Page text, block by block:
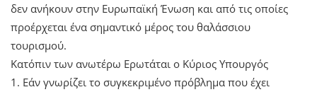
δεν ανήκουν στην Ευρωπαϊκή Ένωση και από τις οποίες
προέρχεται ένα σημαντικό μέρος του θαλάσσιου
τουρισμού.
Κατόπιν των ανωτέρω Ερωτάται ο Κύριος Υπουργός
1. Εάν γνωρίζει το συγκεκριμένο πρόβλημα που έχει